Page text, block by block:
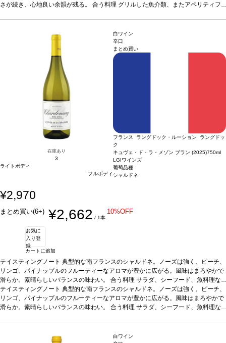
の場合、在庫があり価格が同様の場合は自動的に次のヴィンテージに変更されま
さが続き、心地良い余韻が残る。 合う料理 グリルした魚介類、またアペリティフ
の場合、在庫があり価格が同様の場合は自動的に次のヴィンテージに変更されま
す、ご了承ください。
在庫あり
3
ライトボディ
フルボディ
白ワイン
辛口
まとめ買い
フランス ラングドック・ルーション ラングドッ
ク
キュヴェ・ド・ラ・メゾン ブラン (2025)750ml
LGIワインズ
葡萄品種:
シャルドネ
¥2,970
まとめ買い(6+) ¥2,662 / 1本
10%OFF
お気に
入り登
録
カートに追加
テイスティングノート 典型的な南フランスのシャルドネ。ノーズは強く、ピーチ、
リンゴ、パイナップルのフルーティーなアロマが豊かに広がる。風味はまろやかで
滑らか。素晴らしいバランスの味わい。 合う料理 サラダ、シーフード、魚料理な
どと好相性葡萄品種シャルドネ 100%*本ヴィンテージが在庫切れの場合、在庫が
あり価格が同様の場合は自動的に次のヴィンテージに変更されます、ご了承くださ
い。
テイスティングノート 典型的な南フランスのシャルドネ。ノーズは強く、ピーチ、
リンゴ、パイナップルのフルーティーなアロマが豊かに広がる。風味はまろやかで
滑らか。素晴らしいバランスの味わい。 合う料理 サラダ、シーフード、魚料理な
白ワイン